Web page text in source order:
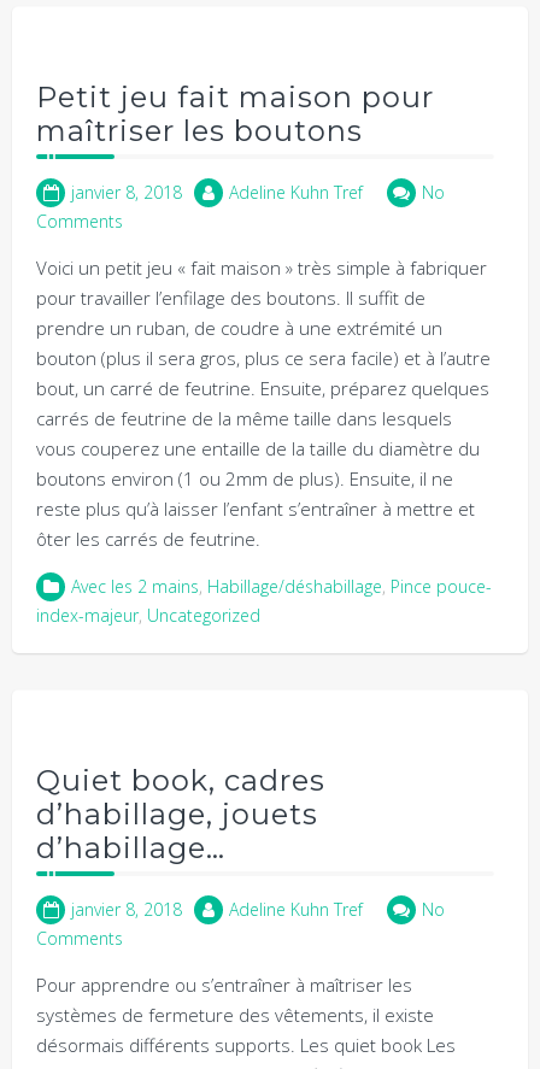
Petit jeu fait maison pour
maîtriser les boutons
janvier 8, 2018 Adeline Kuhn Tref
No
Comments
Voici un petit jeu « fait maison » très simple à fabriquer
pour travailler l’enfilage des boutons. Il suffit de
prendre un ruban, de coudre à une extrémité un
bouton (plus il sera gros, plus ce sera facile) et à l’autre
bout, un carré de feutrine. Ensuite, préparez quelques
carrés de feutrine de la même taille dans lesquels
vous couperez une entaille de la taille du diamètre du
boutons environ (1 ou 2mm de plus). Ensuite, il ne
reste plus qu’à laisser l’enfant s’entraîner à mettre et
ôter les carrés de feutrine.
Avec les 2 mains, Habillage/déshabillage, Pince pouce-
index-majeur, Uncategorized
Quiet book, cadres
d’habillage, jouets
d’habillage…
janvier 8, 2018 Adeline Kuhn Tref
No
Comments
Pour apprendre ou s’entraîner à maîtriser les
systèmes de fermeture des vêtements, il existe
désormais différents supports. Les quiet book Les